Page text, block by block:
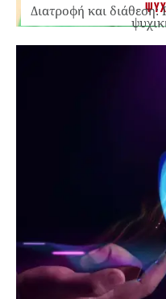
Διατροφή και διάθεση: